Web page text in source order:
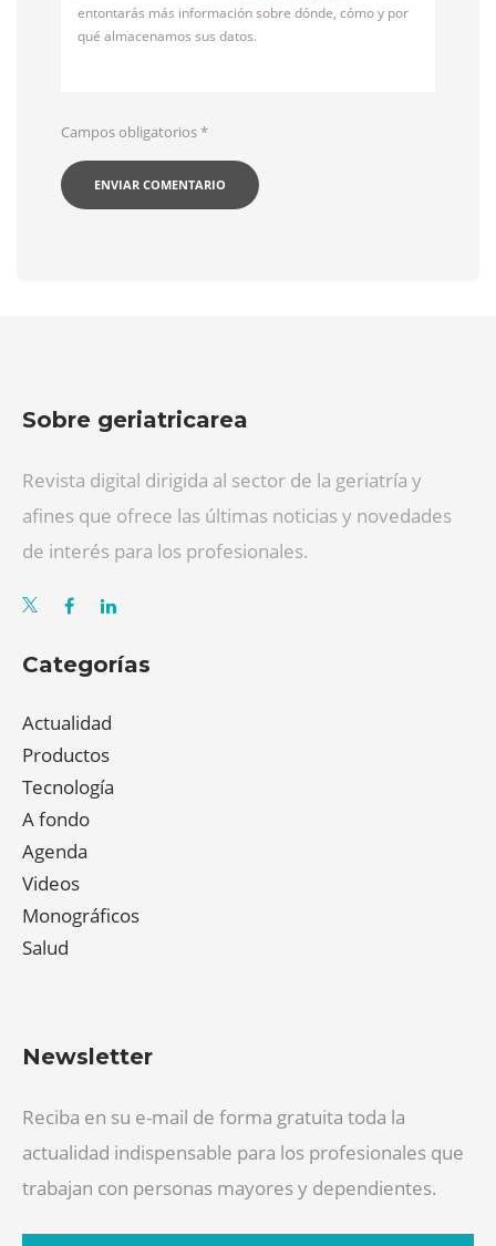
entontarás más información sobre dónde, cómo y por
qué almacenamos sus datos.
Campos obligatorios*
Sobre geriatricarea
Revista digital dirigida al sector de la geriatría y
afines que ofrece las últimas noticias y novedades
de interés para los profesionales.
Categorías
Actualidad
Productos
Tecnología
A fondo
Agenda
Videos
Monográficos
Salud
Newsletter
Reciba en su e-mail de forma gratuita toda la
actualidad indispensable para los profesionales que
trabajan con personas mayores y dependientes.